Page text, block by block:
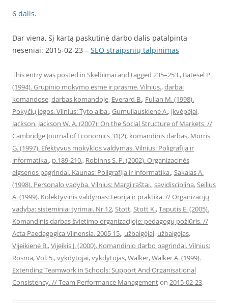
6 dalis.
Dar viena, šį kartą paskutinė darbo dalis patalpinta
neseniai: 2015-02-23 – SEO straipsnių talpinimas
This entry was posted in Skelbimaiand tagged 235–253., Batesel P.
(1994). Grupinio mokymo esmė ir prasmė. Vilnius.,darbai
komandose,darbas komandoje, Everard B., Fullan M. (1998).
Pokyčių jėgos. Vilnius: Tyto alba.,Gumuliauskienė A., įkvėpėjai,
Jackson, Jackson W. A. (2007): On the Social Structure of Markets. //
Cambridge Journal of Economics 31(2), komandinis darbas, Morris
G. (1997). Efektyvus mokyklos valdymas. Vilnius: Poligrafija ir
informatika., p.189-210., Robinns S. P. (2002). Organizacinės
elgsenos pagrindai. Kaunas: Poligrafija ir informatika.,Sakalas A.
(1998). Personalo vadyba. Vilnius: Margi raštai.,savidisciplina,Seilius
A. (1999). Kolektyvinis valdymas: teorija ir praktika. // Organizacijų
vadyba: sisteminiai tyrimai. Nr.12,Stott,Stott K.,Taputis E. (2005).
Komandinis darbas švietimo organizacijoje: pedagogų požiūris. //
Acta Paedagogica Vilnensia. 2005 15., užbaigėjai, užbaigėjas,
Vijeikienė B.,Vijeikis J. (2000). Komandinio darbo pagrindai. Vilnius:
Rosma,Vol. 5.,vykdytojai,vykdytojas,Walker,Walker A. (1999).
Extending Teamwork in Schools: Support And Organisational
Consistency. // Team Performance Managementon 2015-02-23.